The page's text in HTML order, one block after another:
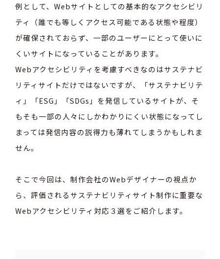
例として、Webサイトとしての基本的なアクセシビリ
ティ（誰でも等しくアクセス可能である状態や程度）
が確保されておらず、一部のユーザーにとって使いに
くいサイトになっていることがあります。
Webアクセシビリティを考慮すべきなのはサステナビ
リティサイトだけではないですが、「サステナビリテ
ィ」「ESG」「SDGs」を発信しているサイトが、そ
もそも一部の人々にしかわかりにくい状態になってし
まっては発信内容の説得力も薄れてしまうかもしれま
せん。
そこで今回は、制作会社のWebデザイナーの視点か
ら、評価されるサステナビリティサイト制作に重要な
Webアクセシビリティ対応３選をご紹介します。